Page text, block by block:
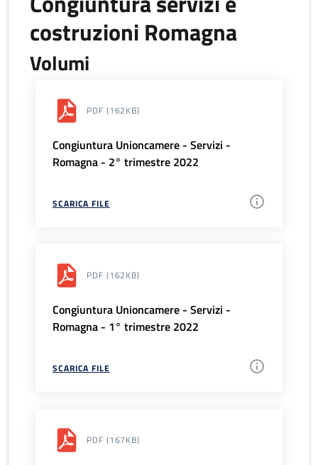
costruzioni Romagna
Volumi
PDF (162KB)
Congiuntura Unioncamere - Servizi -
Romagna - 2° trimestre 2022
SCARICA FILE
PDF (162KB)
Congiuntura Unioncamere - Servizi -
Romagna - 1° trimestre 2022
SCARICA FILE
PDF (167KB)